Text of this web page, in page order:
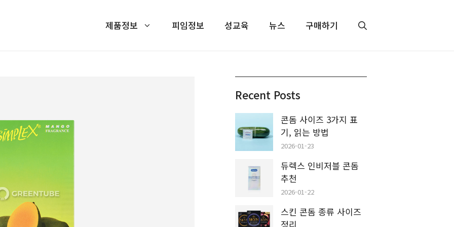
제품정보 피임정보 성교육 뉴스 구매하기
Recent Posts
콘돔 사이즈 3가지 표
기, 읽는 방법
2026-01-23
듀렉스 인비저블 콘돔
추천
2026-01-22
스킨 콘돔 종류 사이즈
정리